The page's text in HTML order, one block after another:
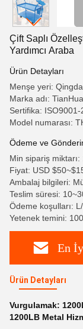
Çift Saplı
Yardımcı Araba
Ürün Detayları
Menşe yeri:
Marka adı:
Sertifika: ISO9001-
Model numarası:
Ödeme ve
Min sipariş
Fiyat: USD
Ambalaj bilgileri:
Teslim süresi:
Ödeme koşulları:
Yetenek temini:
En
Ürün Detayları
Vurgulamak:
1200LB Metal